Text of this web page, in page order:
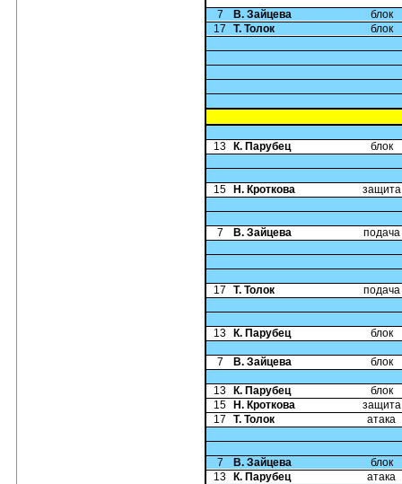
7 В. Зайцева
блок
17
Т. Толок блок
13 К. Парубец блок
15 Н. Кроткова защита
7 В. Зайцева подача
17 Т. Толок подача
13 К. Парубец блок
7 В. Зайцева блок
13 К. Парубец
блок
15
Н. Кроткова
защита
17
Т. Толок атака
7 В. Зайцева
блок
13
К. Парубец атака